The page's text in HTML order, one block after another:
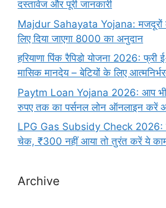
दस्तावेज और पूरी जानकारी
Majdur Sahayata Yojana: मजदूरों
लिए दिया जाएगा 8000 का अनुदान
हरियाणा पिंक रैपिडो योजना 2026:
मासिक मानदेय – बेटियों के लिए
Paytm Loan Yojana 2026: आप
रुपए तक का पर्सनल लोन ऑनलाइन करें
LPG Gas Subsidy Check 2026:
चेक, ₹300 नहीं आया तो तुरंत करें ये
Archive